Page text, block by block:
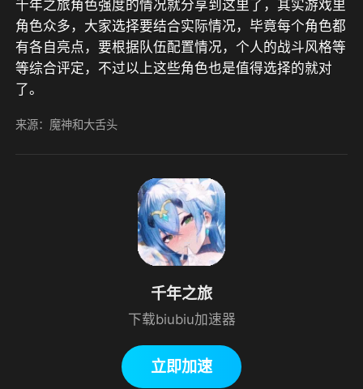
千年之旅角色强度的情况就分享到这里了，其实游戏里
角色众多，大家选择要结合实际情况，毕竟每个角色都
有各自亮点，要根据队伍配置情况，个人的战斗风格等
等综合评定，不过以上这些角色也是值得选择的就对
了。
来源：魔神和大舌头
千年之旅
下载biubiu加速器
立即加速